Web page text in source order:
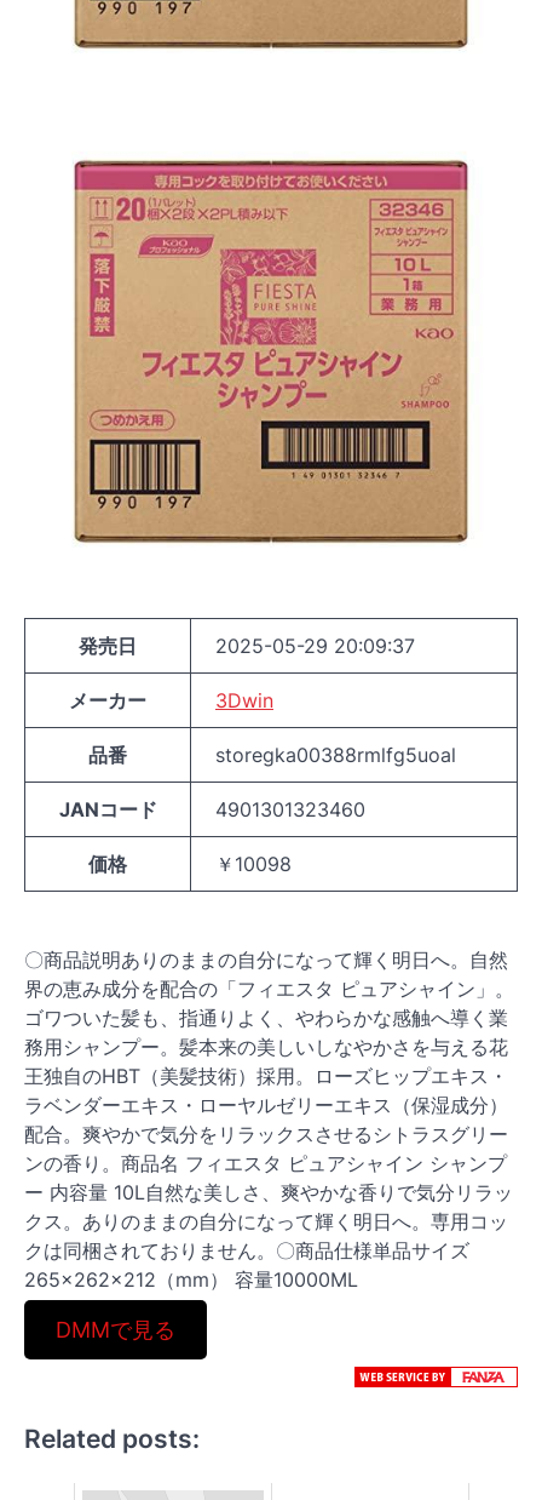
発売日 2025-05-29 20:09:37
メーカー 3Dwin
品番 storegka00388rmlfg5uoal
JANコード 4901301323460
価格 ￥10098
〇商品説明ありのままの自分になって輝く明日へ。自然
界の恵み成分を配合の「フィエスタ ピュアシャイン」。
ゴワついた髪も、指通りよく、やわらかな感触へ導く業
務用シャンプー。髪本来の美しいしなやかさを与える花
王独自のHBT（美髪技術）採用。ローズヒップエキス・
ラベンダーエキス・ローヤルゼリーエキス（保湿成分）
配合。爽やかで気分をリラックスさせるシトラスグリー
ンの香り。商品名 フィエスタ ピュアシャイン シャンプ
ー 内容量 10L自然な美しさ、爽やかな香りで気分リラッ
クス。ありのままの自分になって輝く明日へ。専用コッ
クは同梱されておりません。〇商品仕様単品サイズ
265×262×212（mm） 容量10000ML
DMMで見る
Related posts: